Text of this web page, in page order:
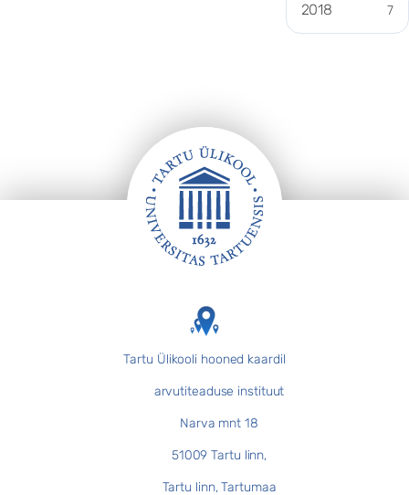
2018 7
Tartu Ülikooli hooned kaardil
arvutiteaduse instituut
Narva mnt 18
51009 Tartu linn,
Tartu linn, Tartumaa